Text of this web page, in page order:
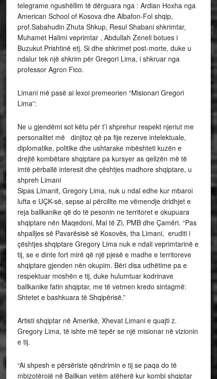
telegrame ngushëllim të dërguara nga : Ardian Hoxha nga
American School of Kosova dhe Albafon-Fol shqip,
prof.Sabahudin Zhuta Shkup, Resul Shabani shkrimtar,
Muhamet Halimi veprimtar , Abdullah Zeneli botues i
Buzukut Prishtinë etj. Si dhe shkrimet post-morte, duke u
ndalur tek një shkrim për Gregori Lima, i shkruar nga
professor Agron Fico.
Limani më pasë ai lexoi premeorien “Misionari Gregori
Lima”:
Ne u gjendëmi sot këtu për t’i shprehur respekt njeriut me
personalitet më dinjitoz që pa fije rezerve intelektuale,
diplomatike, politike dhe ushtarake mbështeti kuzën e
drejtë kombëtare shqiptare pa kursyer as qelizën më të
imtë përballë interesit dhe çështjes madhore shqiptare, u
shpreh Limani
Sipas Limanit, Gregory Lima, nuk u ndal edhe kur mbaroi
lufta e UÇK-së, sepse ai përcillte me vëmendje dridhjet e
reja ballkanike që do të pesonin ne territoret e okupuara
shqiptare nën Maqedoni, Mal të Zi, PMB dhe Çamëri. “Pas
shpalljes së Pavarësisë së Kosovës, tha Limani, eruditi i
çështjes shqiptare Gregory Lima nuk e ndali veprimtarinë e
tij, se e dinte fort mirë që një pjesë e madhe e territoreve
shqiptare gjenden nën okupim. Bëri disa udhëtime pa e
respektuar moshën e tij, duke hulumtuar kodrinave
ballkanike fatin shqiptar, me të vetmen kredo sintagmë:
Shtetet e bashkuara të Shqipërisë.”
Artisti shqiptar në Amerikë, Xhevat Limani e quajti z.
Gregory Lima, të ishte më tepër se një misionar në vizionin
e tij.
“Ai shpesh e përsëriste qëndrimin e tij se paqa do të
mbizotërojë në Ballkan vetëm atëherë kur kombi shqiptar